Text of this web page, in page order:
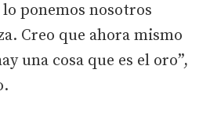
ponemos nosotros
Creo que ahora mismo
una cosa que es el oro”,